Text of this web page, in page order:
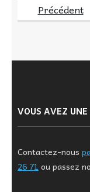
Précédent
VOUS AVEZ
Contactez-nous
26 71 ou passez